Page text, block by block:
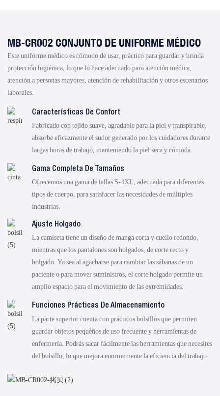
MB-CR002 CONJUNTO DE UNIFORME MÉDICO
Este uniforme médico es cómodo de usar, práctico para guardar y brinda
protección higiénica, lo que lo hace adecuado para atención médica,
atención a personas mayores, atención de rehabilitación y otros escenarios
laborales.
Características De Confort
Fabricado con tejido suave, agradable para la piel y transpirable,
absorbe eficazmente el sudor generado por los cuidadores durante
largas horas de trabajo, manteniendo la piel seca y cómoda.
Gama Completa De Tamaños
Ofrecemos una gama de tallas S-4XL, adecuada para diferentes
tipos de cuerpo, para satisfacer las necesidades de múltiples
industrias.
Ajuste Holgado
La camiseta tiene un diseño de manga corta y cuello redondo,
mientras que los pantalones son holgados, de corte recto y
holgado. Ya sea al agacharse para cambiar las sábanas de un
paciente o para mover suministros, el corte holgado permite un
amplio espacio para el movimiento de las extremidades.
Funciones Prácticas De Almacenamiento
La parte superior cuenta con prácticos bolsillos que permiten
guardar objetos pequeños de uso frecuente y herramientas de
enfermería. Podrás sacar fácilmente las herramientas que necesites
del bolsillo, lo que mejora enormemente la eficiencia del trabajo.